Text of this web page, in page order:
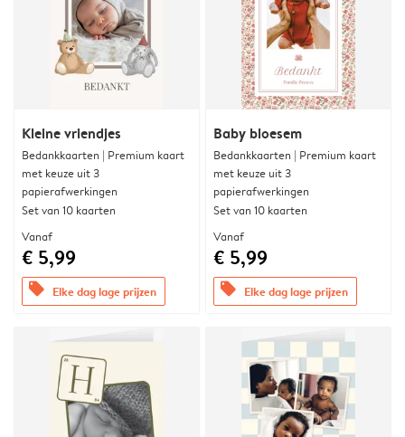
Kleine vriendjes
Bedankkaarten | Premium kaart
met keuze uit 3
papierafwerkingen
Set van 10 kaarten
Vanaf
€ 5,99
offers Elke dag lage prijzen
Baby bloesem
Bedankkaarten | Premium kaart
met keuze uit 3
papierafwerkingen
Set van 10 kaarten
Vanaf
€ 5,99
offers Elke dag lage prijzen